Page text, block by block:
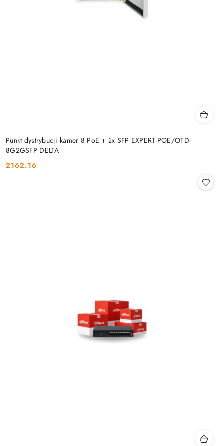
Punkt dystrybucji kamer 8 PoE + 2x SFP EXPERT-POE/OTD-
8G2GSFP DELTA
Cena:
2162.16